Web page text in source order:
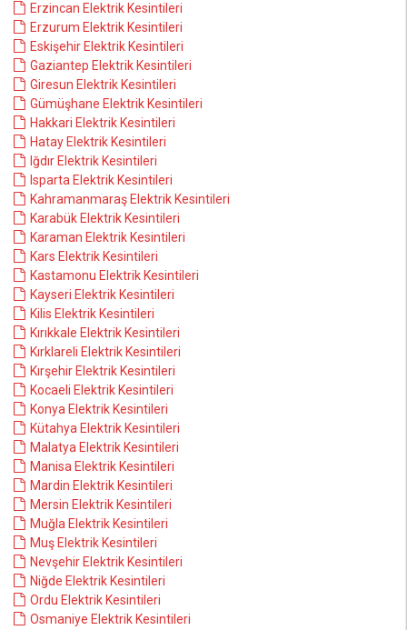
Erzincan Elektrik Kesintileri
Erzurum Elektrik Kesintileri
Eskişehir Elektrik Kesintileri
Gaziantep Elektrik Kesintileri
Giresun Elektrik Kesintileri
Gümüşhane Elektrik Kesintileri
Hakkari Elektrik Kesintileri
Hatay Elektrik Kesintileri
Iğdır Elektrik Kesintileri
Isparta Elektrik Kesintileri
Kahramanmaraş Elektrik Kesintileri
Karabük Elektrik Kesintileri
Karaman Elektrik Kesintileri
Kars Elektrik Kesintileri
Kastamonu Elektrik Kesintileri
Kayseri Elektrik Kesintileri
Kilis Elektrik Kesintileri
Kırıkkale Elektrik Kesintileri
Kırklareli Elektrik Kesintileri
Kırşehir Elektrik Kesintileri
Kocaeli Elektrik Kesintileri
Konya Elektrik Kesintileri
Kütahya Elektrik Kesintileri
Malatya Elektrik Kesintileri
Manisa Elektrik Kesintileri
Mardin Elektrik Kesintileri
Mersin Elektrik Kesintileri
Muğla Elektrik Kesintileri
Muş Elektrik Kesintileri
Nevşehir Elektrik Kesintileri
Niğde Elektrik Kesintileri
Ordu Elektrik Kesintileri
Osmaniye Elektrik Kesintileri